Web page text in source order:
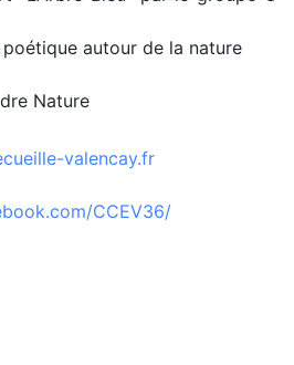
autour de la nature
Nature
valencay.fr
CCEV36/